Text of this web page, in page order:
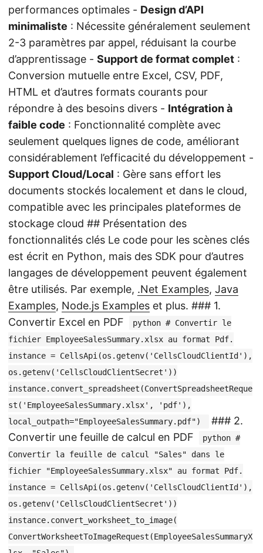
performances optimales - Design d’API
minimaliste : Nécessite généralement seulement
2-3 paramètres par appel, réduisant la courbe
d’apprentissage - Support de format complet :
Conversion mutuelle entre Excel, CSV, PDF,
HTML et d’autres formats courants pour
répondre à des besoins divers - Intégration à
faible code : Fonctionnalité complète avec
seulement quelques lignes de code, améliorant
considérablement l’efficacité du développement -
Support Cloud/Local : Gère sans effort les
documents stockés localement et dans le cloud,
compatible avec les principales plateformes de
stockage cloud ## Présentation des
fonctionnalités clés Le code pour les scènes clés
est écrit en Python, mais des SDK pour d’autres
langages de développement peuvent également
être utilisés. Par exemple, .Net Examples, Java
Examples, Node.js Examples et plus. ### 1.
Convertir Excel en PDF
python # Convertir le
fichier EmployeeSalesSummary.xlsx au format Pdf.
instance = CellsApi(os.getenv('CellsCloudClientId'),
os.getenv('CellsCloudClientSecret'))
instance.convert_spreadsheet(ConvertSpreadsheetReque
st('EmployeeSalesSummary.xlsx', 'pdf'),
local_outpath="EmployeeSalesSummary.pdf")
### 2.
Convertir une feuille de calcul en PDF
python #
Convertir la feuille de calcul "Sales" dans le
fichier "EmployeeSalesSummary.xlsx" au format Pdf.
instance = CellsApi(os.getenv('CellsCloudClientId'),
os.getenv('CellsCloudClientSecret'))
instance.convert_worksheet_to_image(
ConvertWorksheetToImageRequest(EmployeeSalesSummaryX